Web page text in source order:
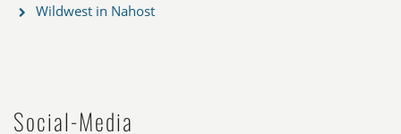
Wildwest in Nahost
Social-Media